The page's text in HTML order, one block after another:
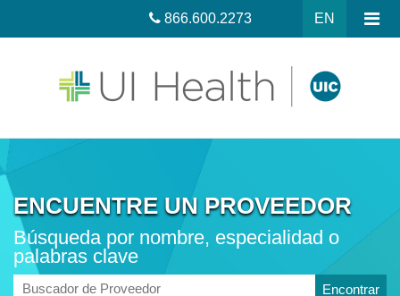
EN
866.600.2273
ENCUENTRE UN PROVEEDOR
Búsqueda por nombre, especialidad o
palabras clave
Buscador